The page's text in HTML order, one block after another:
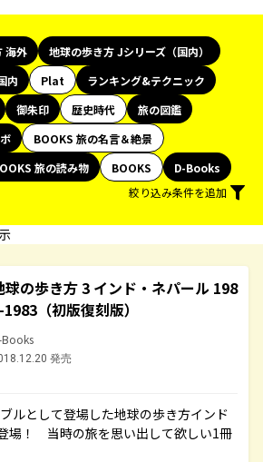
海外
地球の歩き方 Jシリーズ（国内）
内 Plat
ランキング&テクニック
御朱印 歴史時代
旅の図鑑
BOOKS 旅の名言＆絶景
旅の読み物 BOOKS
D-Books
絞り込み条件を追加
球の歩き方 3 インド・ネパール 198
1983（初版復刻版）
Books
発売
ルとして登場した地球の歩き方インド
場！ 当時の旅を思い出して欲しい1冊